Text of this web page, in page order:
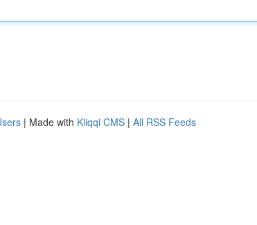
| Made with Kliqqi CMS | All RSS Feeds